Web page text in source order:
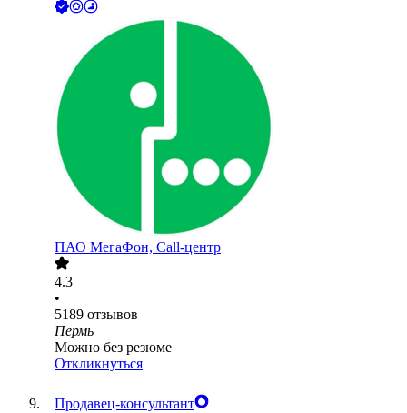
ПАО МегаФон, Call-центр
4.3
•
5189 отзывов
Пермь
Можно без резюме
Откликнуться
Продавец-консультант